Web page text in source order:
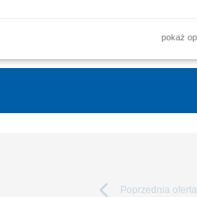
pokaż
napraw i regeneracja
Poprzednia oferta